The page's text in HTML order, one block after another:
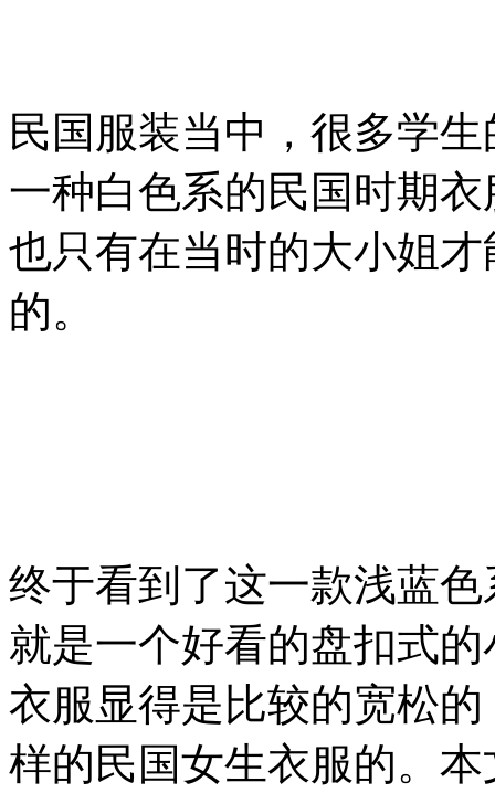
民国服装当中，很多学
一种白色系的民国时期
也只有在当时的大小姐
的。
终于看到了这一款浅蓝
就是一个好看的盘扣式
衣服显得是比较的宽松
样的民国女生衣服的。